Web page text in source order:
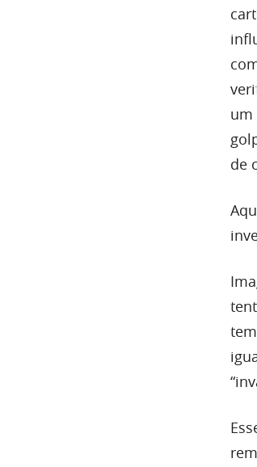
um
de